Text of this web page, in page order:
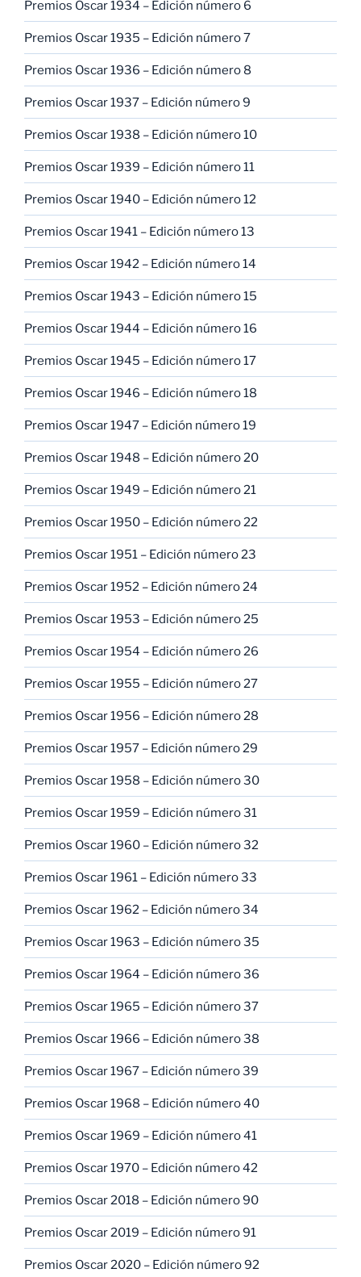
Premios Oscar 1934 – Edición número 6
Premios Oscar 1935 – Edición número 7
Premios Oscar 1936 – Edición número 8
Premios Oscar 1937 – Edición número 9
Premios Oscar 1938 – Edición número 10
Premios Oscar 1939 – Edición número 11
Premios Oscar 1940 – Edición número 12
Premios Oscar 1941 – Edición número 13
Premios Oscar 1942 – Edición número 14
Premios Oscar 1943 – Edición número 15
Premios Oscar 1944 – Edición número 16
Premios Oscar 1945 – Edición número 17
Premios Oscar 1946 – Edición número 18
Premios Oscar 1947 – Edición número 19
Premios Oscar 1948 – Edición número 20
Premios Oscar 1949 – Edición número 21
Premios Oscar 1950 – Edición número 22
Premios Oscar 1951 – Edición número 23
Premios Oscar 1952 – Edición número 24
Premios Oscar 1953 – Edición número 25
Premios Oscar 1954 – Edición número 26
Premios Oscar 1955 – Edición número 27
Premios Oscar 1956 – Edición número 28
Premios Oscar 1957 – Edición número 29
Premios Oscar 1958 – Edición número 30
Premios Oscar 1959 – Edición número 31
Premios Oscar 1960 – Edición número 32
Premios Oscar 1961 – Edición número 33
Premios Oscar 1962 – Edición número 34
Premios Oscar 1963 – Edición número 35
Premios Oscar 1964 – Edición número 36
Premios Oscar 1965 – Edición número 37
Premios Oscar 1966 – Edición número 38
Premios Oscar 1967 – Edición número 39
Premios Oscar 1968 – Edición número 40
Premios Oscar 1969 – Edición número 41
Premios Oscar 1970 – Edición número 42
Premios Oscar 2018 – Edición número 90
Premios Oscar 2019 – Edición número 91
Premios Oscar 2020 – Edición número 92